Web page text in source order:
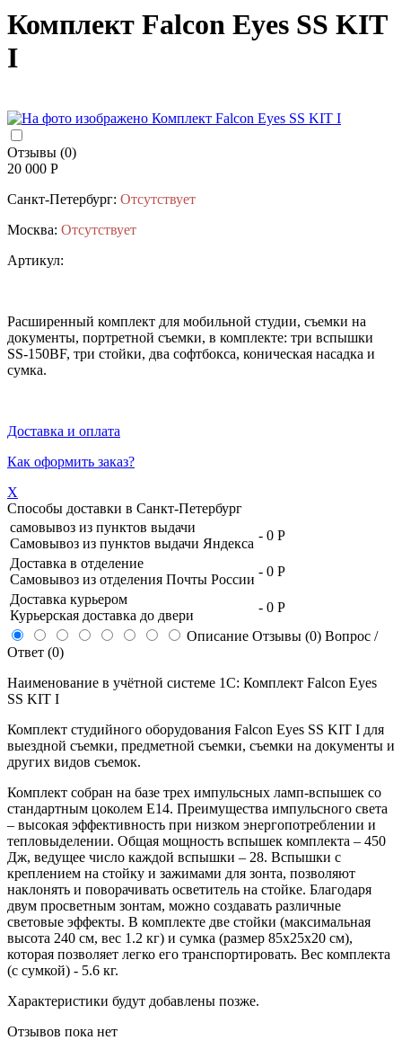
Комплект Falcon Eyes SS KIT
I
Отзывы (0)
20 000 Р
Санкт-Петербург: Отсутствует
Москва: Отсутствует
Артикул:
Расширенный комплект для мобильной студии, съемки на
документы, портретной съемки, в комплекте: три вспышки
SS-150BF, три стойки, два софтбокса, коническая насадка и
сумка.
Доставка и оплата
Как оформить заказ?
X
Способы доставки в Санкт-Петербург
самовывоз из пунктов выдачи
Самовывоз из пунктов выдачи Яндекса
- 0 Р
Доставка в отделение
Самовывоз из отделения Почты России
- 0 Р
Доставка курьером
Курьерская доставка до двери
- 0 Р
Описание Отзывы (0) Вопрос /
Ответ (0)
Наименование в учётной системе 1С: Комплект Falcon Eyes
SS KIT I
Комплект студийного оборудования Falcon Eyes SS KIT I для
выездной съемки, предметной съемки, съемки на документы и
других видов съемок.
Комплект собран на базе трех импульсных ламп-вспышек со
стандартным цоколем Е14. Преимущества импульсного света
– высокая эффективность при низком энергопотреблении и
тепловыделении. Общая мощность вспышек комплекта – 450
Дж, ведущее число каждой вспышки – 28. Вспышки с
креплением на стойку и зажимами для зонта, позволяют
наклонять и поворачивать осветитель на стойке. Благодаря
двум просветным зонтам, можно создавать различные
световые эффекты. В комплекте две стойки (максимальная
высота 240 см, вес 1.2 кг) и сумка (размер 85х25х20 см),
которая позволяет легко его транспортировать. Вес комплекта
(с сумкой) - 5.6 кг.
Характеристики будут добавлены позже.
Отзывов пока нет